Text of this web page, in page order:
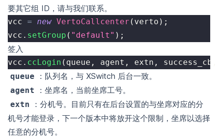
要其它组 ID，请与我们联系。
vcc = new VertoCallcenter ( verto ) ;
vcc . setGroup ( "default" ) ;
签入
vcc . ccLogin ( queue , agent , extn , success_cb
queue
：队列名，与 XSwitch 后台一致。
agent ：坐席名，当前坐席工号。
extn
：分机号。目前只有在后台设置的与坐席对应的分
机号才能登录，下一个版本中将放开这个限制，坐席以选择
任意的分机号。